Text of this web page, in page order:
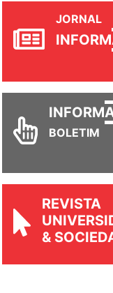
JORNAL
INFORM
REVISTA